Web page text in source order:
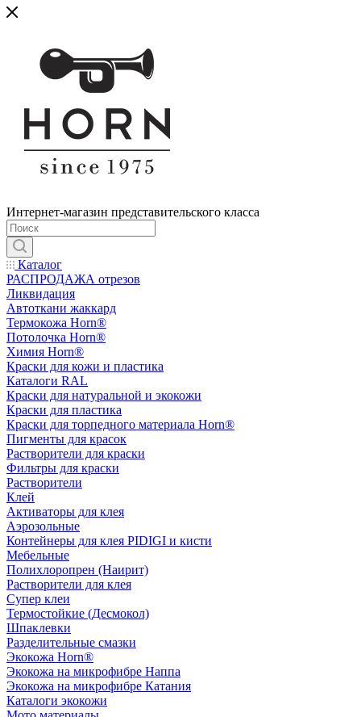
Интернет-магазин представительского класса
Каталог
РАСПРОДАЖА отрезов
Ликвидация
Автоткани жаккард
Термокожа Horn®
Потолочка Horn®
Химия Horn®
Краски для кожи и пластика
Каталоги RAL
Краски для натуральной и экокожи
Краски для пластика
Краски для торпедного материала Horn®
Пигменты для красок
Растворители для краски
Фильтры для краски
Растворители
Клей
Активаторы для клея
Аэрозольные
Контейнеры для клея PIDIGI и кисти
Мебельные
Полихлоропрен (Наирит)
Растворители для клея
Супер клеи
Термостойкие (Десмокол)
Шпаклевки
Разделительные смазки
Экокожа Horn®
Экокожа на микрофибре Наппа
Экокожа на микрофибре Катания
Каталоги экокожи